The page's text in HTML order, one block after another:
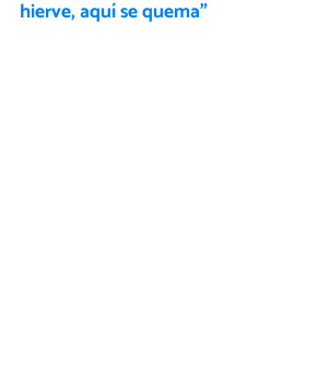
hierve, aquí se quema”